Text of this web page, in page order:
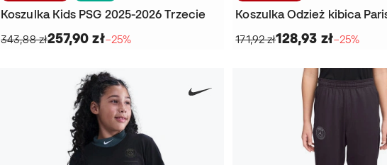
Koszulka Kids PSG 2025-2026 Trzecie
343,88 zł257,90 zł−25% 171,92 zł128,93 zł−25%